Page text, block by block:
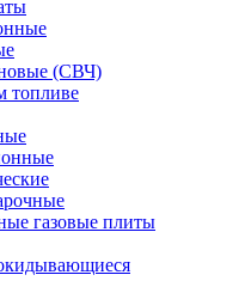
(СВЧ)
топливе
газовые плиты